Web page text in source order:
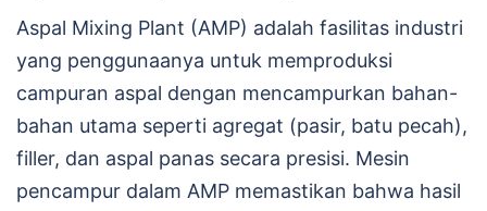
Aspal Mixing Plant (AMP) adalah fasilitas industri
yang penggunaanya untuk memproduksi
campuran aspal dengan mencampurkan bahan-
bahan utama seperti agregat (pasir, batu pecah),
filler, dan aspal panas secara presisi. Mesin
pencampur dalam AMP memastikan bahwa hasil